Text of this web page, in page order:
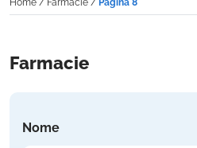
Home / Farmacie / Pagina 8
Farmacie
Nome